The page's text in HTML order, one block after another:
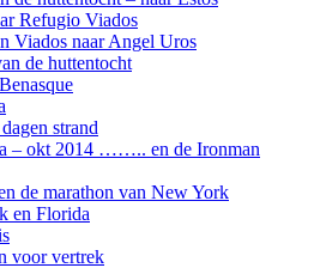
Refugio Viados
Viados naar Angel Uros
de huttentocht
strand
– okt 2014 …….. en de Ironman
de marathon van New York
en Florida
voor vertrek